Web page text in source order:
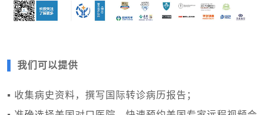
我们可以提供
▪ 收集病史资料，撰写国际转诊病历报告；